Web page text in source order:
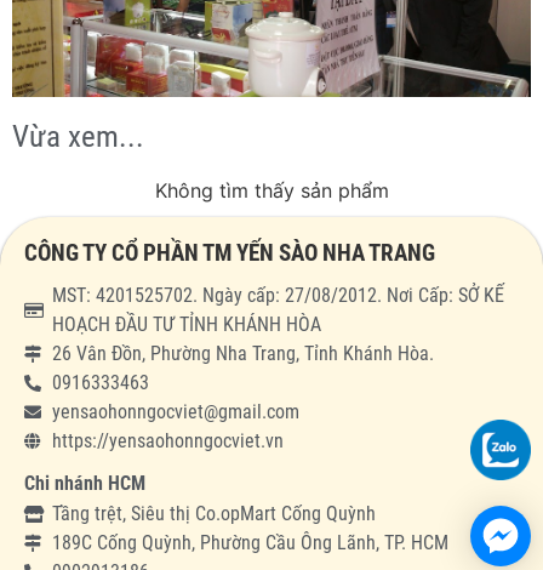
Vừa xem...
Không tìm thấy sản phẩm
CÔNG TY CỔ PHẦN TM YẾN SÀO NHA TRANG
MST: 4201525702. Ngày cấp: 27/08/2012. Nơi Cấp: SỞ KẾ
HOẠCH ĐẦU TƯ TỈNH KHÁNH HÒA
26 Vân Đồn, Phường Nha Trang, Tỉnh Khánh Hòa.
0916333463
yensaohonngocviet@gmail.com
https://yensaohonngocviet.vn
Chi nhánh HCM
Tầng trệt, Siêu thị Co.opMart Cống Quỳnh
189C Cống Quỳnh, Phường Cầu Ông Lãnh, TP. HCM